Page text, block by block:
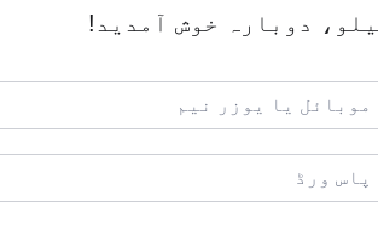
دوبارہ خوش آمدید!